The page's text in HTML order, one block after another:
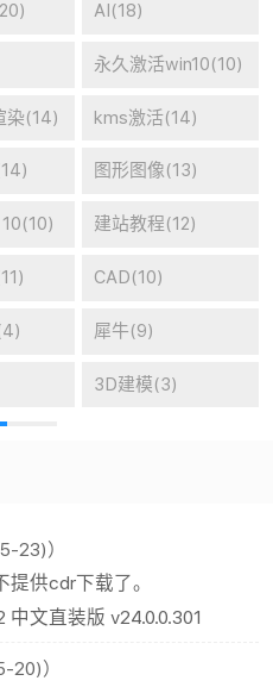
AI(18)
永久激活win10(10)
染(14) kms激活(14)
图形图像(13)
建站教程(12)
CAD(10)
犀牛(9)
3D建模(3)
23)）
供cdr下载了。
文直装版 v24.0.0.301
20)）